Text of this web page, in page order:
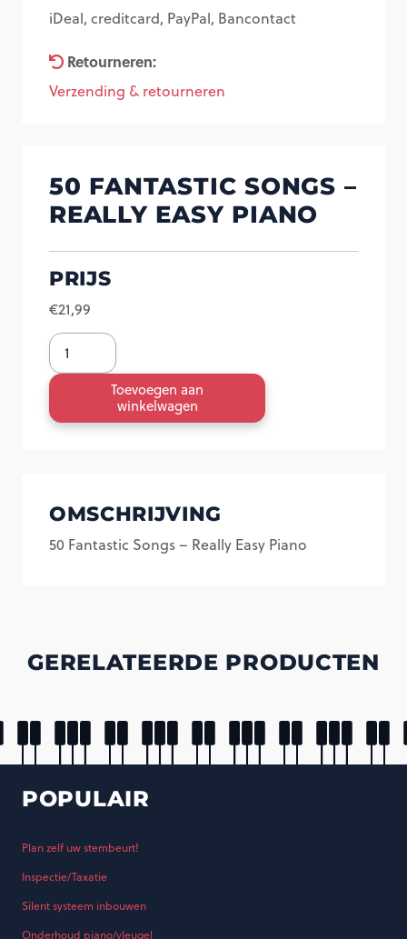
iDeal, creditcard, PayPal, Bancontact
Retourneren:
Verzending & retourneren
50 FANTASTIC SONGS –
REALLY EASY PIANO
PRIJS
€21,99
50
Fantastic
Piano
aantal
Toevoegen aan
winkelwagen
OMSCHRIJVING
50 Fantastic Songs – Really Easy Piano
GERELATEERDE PRODUCTEN
POPULAIR
Plan zelf uw stembeurt!
Inspectie/Taxatie
Silent systeem inbouwen
Onderhoud piano/vleugel